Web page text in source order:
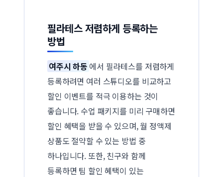
필라테스 저렴하게 등록하는
방법
여주시 하동 에서 필라테스를 저렴하게
등록하려면 여러 스튜디오를 비교하고
할인 이벤트를 적극 이용하는 것이
좋습니다. 수업 패키지를 미리 구매하면
할인 혜택을 받을 수 있으며, 월 정액제
상품도 절약할 수 있는 방법 중
하나입니다. 또한, 친구와 함께
등록하면 팀 할인 혜택이 있는